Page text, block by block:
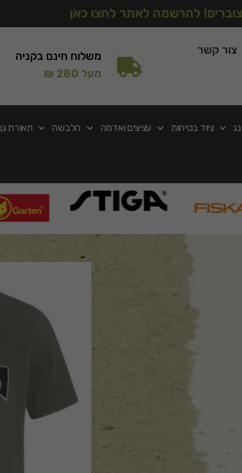
להרשמה לאתר לחצו כאן
צור קשר
משלוח חינם בקניה
מעל 280 ₪
ציוד בטיחות עציצים ואדמה הלבשה תאורת גן